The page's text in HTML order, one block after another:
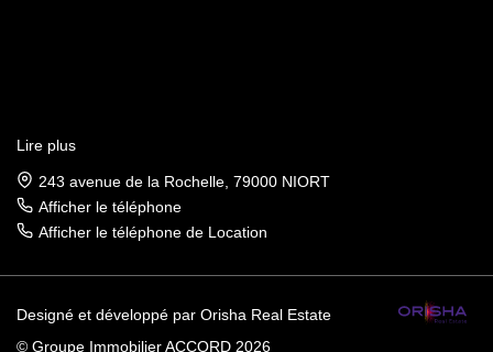
Lire plus
243 avenue de la Rochelle, 79000 NIORT
Afficher le téléphone
Afficher le téléphone de Location
Designé et développé par Orisha Real Estate
© Groupe Immobilier ACCORD 2026